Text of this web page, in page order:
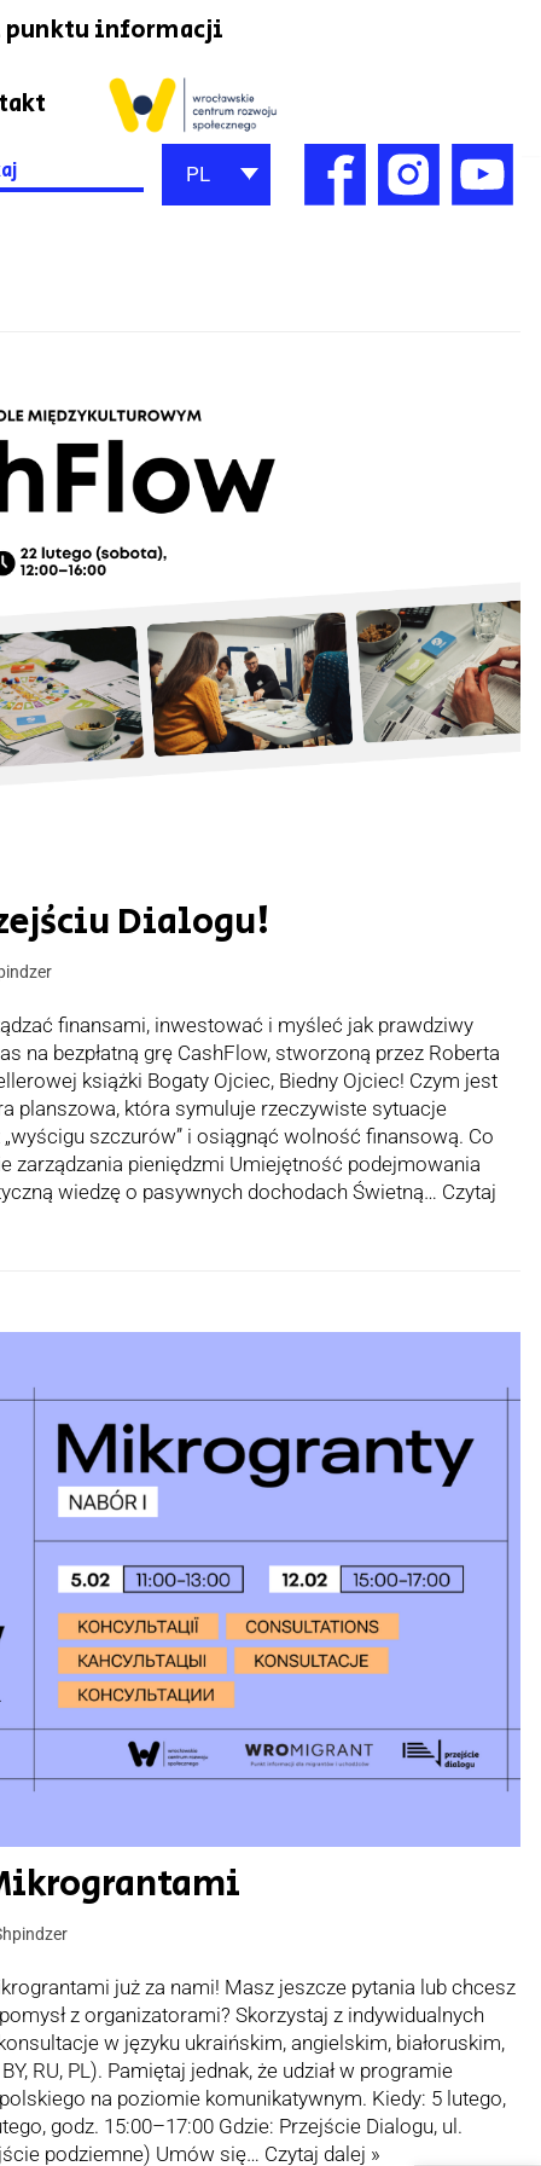
punktu informacji
PL
Dialogu!
finansami, inwestować i myśleć jak prawdziwy
na bezpłatną grę CashFlow, stworzoną przez Roberta
książki Bogaty Ojciec, Biedny Ojciec! Czym jest
planszowa, która symuluje rzeczywiste sytuacje
szczurów” i osiągnąć wolność finansową. Co
zarządzania pieniędzmi Umiejętność podejmowania
wiedzę o pasywnych dochodach Świetną… Czytaj
już za nami! Masz jeszcze pytania lub chcesz
z organizatorami? Skorzystaj z indywidualnych
w języku ukraińskim, angielskim, białoruskim,
RU, PL). Pamiętaj jednak, że udział w programie
na poziomie komunikatywnym. Kiedy: 5 lutego,
godz. 15:00–17:00 Gdzie: Przejście Dialogu, ul.
podziemne) Umów się… Czytaj dalej »